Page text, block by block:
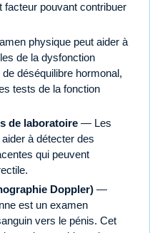
facteur pouvant contribuer
physique peut aider à
de la dysfonction
déséquilibre hormonal,
tests de la fonction
de laboratoire — Les
à détecter des
qui peuvent
Doppler) —
est un examen
vers le pénis. Cet